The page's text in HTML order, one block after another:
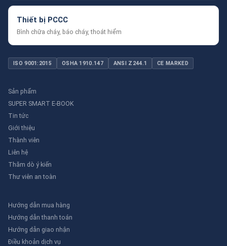
Thiết bị PCCC
Bình chữa cháy, báo cháy, thoát hiểm
ISO 9001:2015 OSHA 1910.147 ANSI Z244.1 CE MARKED
Sản phẩm
SUPER SMART E-BOOK
Tin tức
Giới thiệu
Thành viên
Liên hệ
Thăm dò ý kiến
Thư viên an toàn
Hướng dẫn mua hàng
Hướng dẫn thanh toán
Hướng dẫn giao nhận
Điều khoản dịch vụ